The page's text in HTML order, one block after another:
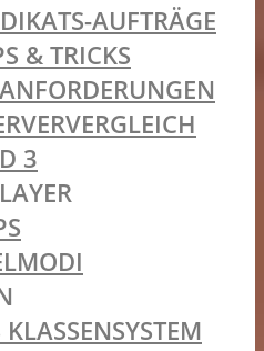
AUFTRÄGE
& TRICKS
3
KLASSENSYSTEM